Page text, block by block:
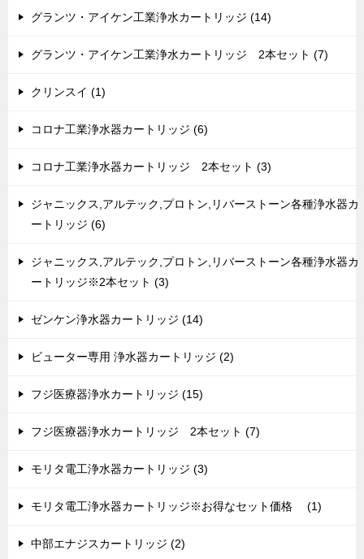
グランツ・アイケン工業浄水カートリッジ (14)
グランツ・アイケン工業浄水カートリッジ 2本セット (7)
クリンスイ (1)
コロナ工業浄水器カートリッジ (6)
コロナ工業浄水器カートリッジ 2本セット (3)
ジャニックス,アルテック,プロトン,リバーストーン各種浄水器カ
ートリッジ (6)
ジャニックス,アルテック,プロトン,リバーストーン各種浄水器カ
ートリッジ※2本セット (3)
ゼンケン浄水器カートリッジ (14)
ビューター専用 浄水器カートリッジ (2)
フジ医療器浄水カートリッジ (15)
フジ医療器浄水カートリッジ 2本セット (7)
モリタ電工浄水器カートリッジ (3)
モリタ電工浄水器カートリッジ※お得なセット価格 (1)
中部エナジスカートリッジ (2)